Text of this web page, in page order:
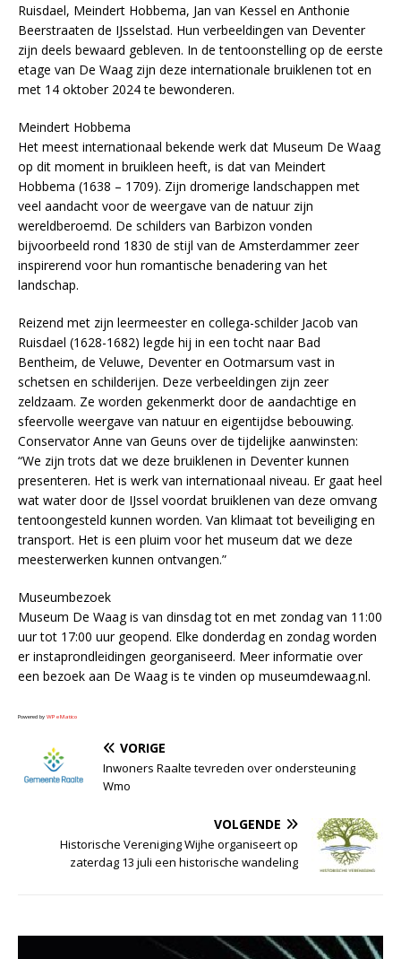
Ruisdael, Meindert Hobbema, Jan van Kessel en Anthonie
Beerstraaten de IJsselstad. Hun verbeeldingen van Deventer
zijn deels bewaard gebleven. In de tentoonstelling op de eerste
etage van De Waag zijn deze internationale bruiklenen tot en
met 14 oktober 2024 te bewonderen.
Meindert Hobbema
Het meest internationaal bekende werk dat Museum De Waag
op dit moment in bruikleen heeft, is dat van Meindert
Hobbema (1638 – 1709). Zijn dromerige landschappen met
veel aandacht voor de weergave van de natuur zijn
wereldberoemd. De schilders van Barbizon vonden
bijvoorbeeld rond 1830 de stijl van de Amsterdammer zeer
inspirerend voor hun romantische benadering van het
landschap.
Reizend met zijn leermeester en collega-schilder Jacob van
Ruisdael (1628-1682) legde hij in een tocht naar Bad
Bentheim, de Veluwe, Deventer en Ootmarsum vast in
schetsen en schilderijen. Deze verbeeldingen zijn zeer
zeldzaam. Ze worden gekenmerkt door de aandachtige en
sfeervolle weergave van natuur en eigentijdse bebouwing.
Conservator Anne van Geuns over de tijdelijke aanwinsten:
“We zijn trots dat we deze bruiklenen in Deventer kunnen
presenteren. Het is werk van internationaal niveau. Er gaat heel
wat water door de IJssel voordat bruiklenen van deze omvang
tentoongesteld kunnen worden. Van klimaat tot beveiliging en
transport. Het is een pluim voor het museum dat we deze
meesterwerken kunnen ontvangen.”
Museumbezoek
Museum De Waag is van dinsdag tot en met zondag van 11:00
uur tot 17:00 uur geopend. Elke donderdag en zondag worden
er instaprondleidingen georganiseerd. Meer informatie over
een bezoek aan De Waag is te vinden op museumdewaag.nl.
Powered by WPeMatico
VORIGE
Inwoners Raalte tevreden over ondersteuning
Wmo
VOLGENDE
Historische Vereniging Wijhe organiseert op
zaterdag 13 juli een historische wandeling